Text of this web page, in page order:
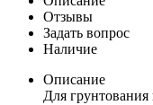
Отзывы
Задать вопрос
Наличие
Описание
Для